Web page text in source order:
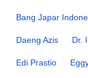
Bang Japar
Daeng Azis Dr.
Edi Prastio